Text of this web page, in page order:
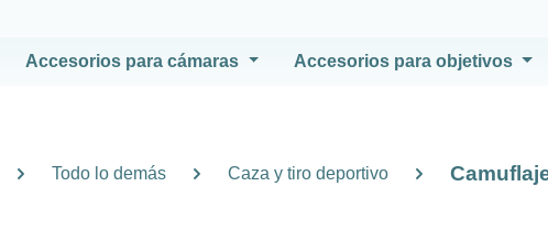
Accesorios para cámaras Accesorios para objetivos
Todo lo demás Caza y tiro deportivo